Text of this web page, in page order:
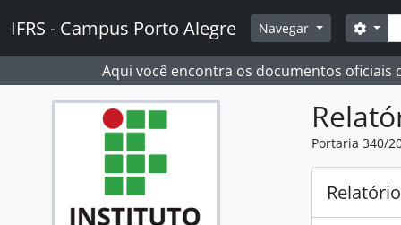
IFRS - Campus Porto Alegre Navegar
Aqui você encontra os documentos oficiais
Portaria 340/